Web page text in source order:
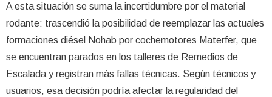
A esta situación se suma la incertidumbre por el material
rodante: trascendió la posibilidad de reemplazar las actuales
formaciones diésel Nohab por cochemotores Materfer, que
se encuentran parados en los talleres de Remedios de
Escalada y registran más fallas técnicas. Según técnicos y
usuarios, esa decisión podría afectar la regularidad del